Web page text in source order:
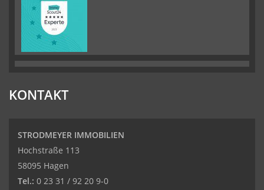
KONTAKT
STRODMEYER IMMOBILIEN
Hochstraße 113
58095 Hagen
Tel.: 0 23 31 / 92 20 9-0